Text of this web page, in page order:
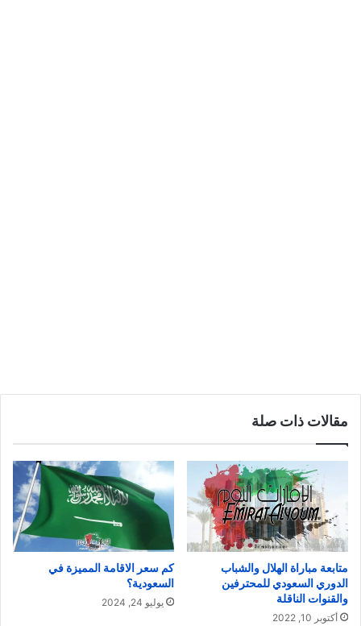
مقالات ذات صلة
متابعة مباراة الهلال والشباب
الدوري السعودي للمحترفين
والقنوات الناقلة
أكتوبر 10, 2022
كم سعر الاقامة المميزة في
السعودية؟
يوليو 24, 2024